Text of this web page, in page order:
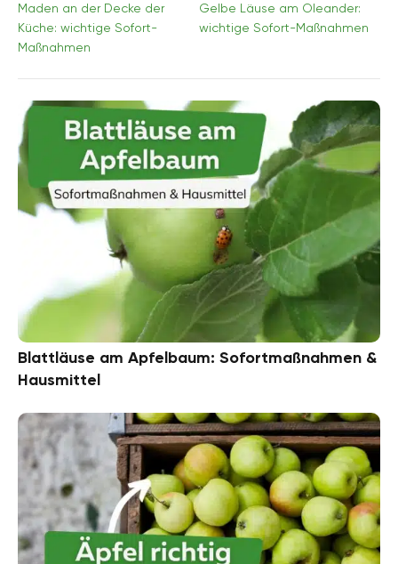
Maden an der Decke der
Küche: wichtige Sofort-
Maßnahmen
Gelbe Läuse am Oleander:
wichtige Sofort-Maßnahmen
Blattläuse am Apfelbaum: Sofortmaßnahmen &
Hausmittel